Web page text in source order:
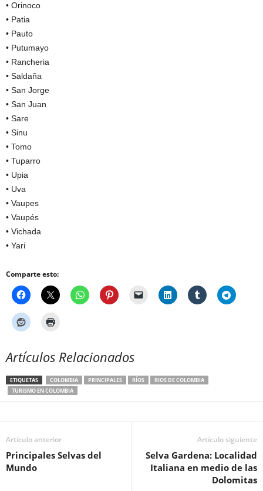
• Orinoco
• Patia
• Pauto
• Putumayo
• Rancheria
• Saldaña
• San Jorge
• San Juan
• Sare
• Sinu
• Tomo
• Tuparro
• Upia
• Uva
• Vaupes
• Vaupés
• Vichada
• Yari
Comparte esto:
Artículos Relacionados
ETIQUETAS COLOMBIA PRINCIPALES RÍOS
RIOS DE COLOMBIA
TURISMO EN COLOMBIA
Artículo anterior
Principales Selvas del
Mundo
Artículo siguiente
Selva Gardena: Localidad
Italiana en medio de las
Dolomitas